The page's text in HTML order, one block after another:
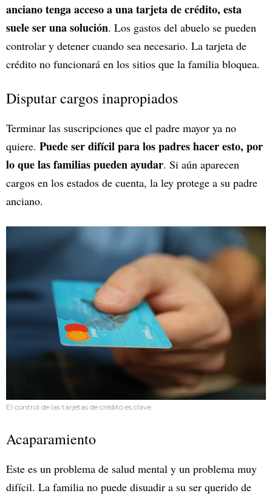
anciano tenga acceso a una tarjeta de crédito, esta
suele ser una solución. Los gastos del abuelo se pueden
controlar y detener cuando sea necesario. La tarjeta de
crédito no funcionará en los sitios que la familia bloquea.
Disputar cargos inapropiados
Terminar las suscripciones que el padre mayor ya no
quiere. Puede ser difícil para los padres hacer esto, por
lo que las familias pueden ayudar. Si aún aparecen
cargos en los estados de cuenta, la ley protege a su padre
anciano.
El control de las tarjetas de crédito es clave.
Acaparamiento
Este es un problema de salud mental y un problema muy
difícil. La familia no puede disuadir a su ser querido de